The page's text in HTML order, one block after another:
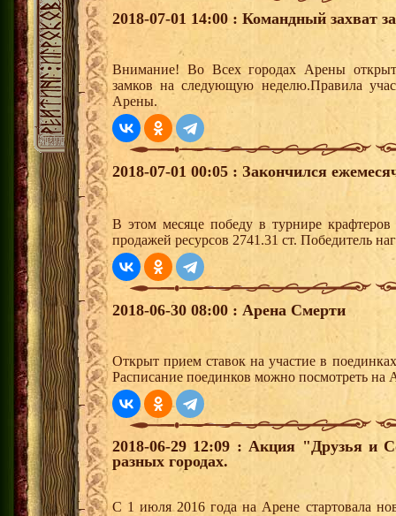
2018-07-01 14:00 : Командный захват
Внимание! Во Всех городах Арены
замков на следующую неделю.Правила
Арены.
2018-07-01 00:05 : Закончился
В этом месяце победу в турнире
продажей ресурсов 2741.31 ст. Победитель
2018-06-30 08:00 : Арена Смерти
Открыт прием ставок на участие в
Расписание поединков можно посмотреть на
2018-06-29 12:09 : Акция "Друзья и
разных городах.
С 1 июля 2016 года на Арене стартовала